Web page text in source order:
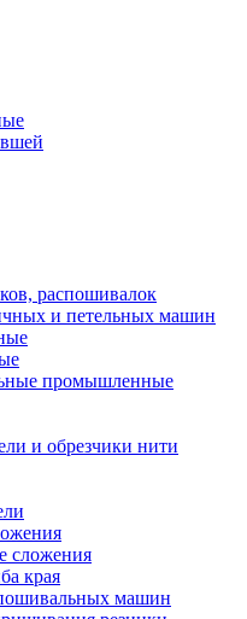
распошивалок
и петельных машин
промышленные
и обрезчики нити
сложения
края
машин